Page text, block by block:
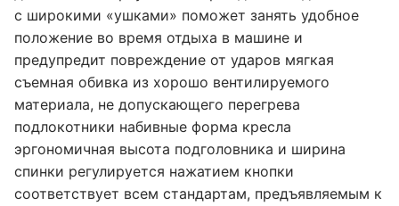
с широкими «ушками» поможет занять удобное
положение во время отдыха в машине и
предупредит повреждение от ударов мягкая
съемная обивка из хорошо вентилируемого
материала, не допускающего перегрева
подлокотники набивные форма кресла
эргономичная высота подголовника и ширина
спинки регулируется нажатием кнопки
соответствует всем стандартам, предъявляемым к